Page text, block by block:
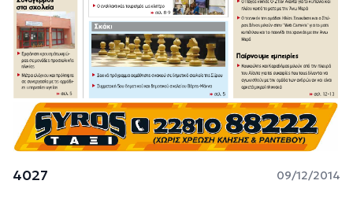
4027 09/12/2014